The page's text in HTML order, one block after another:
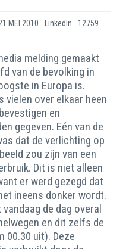
MEI 2010 12759
LinkedIn
melding gemaakt
van de bevolking in
in Europa is.
vielen over elkaar heen
en
gegeven. Eén van de
dat de verlichting op
zou zijn van een
Dit is niet alleen
er werd gezegd dat
ineens donker wordt.
de dag overal
en dit zelfs de
00.30 uit). Deze